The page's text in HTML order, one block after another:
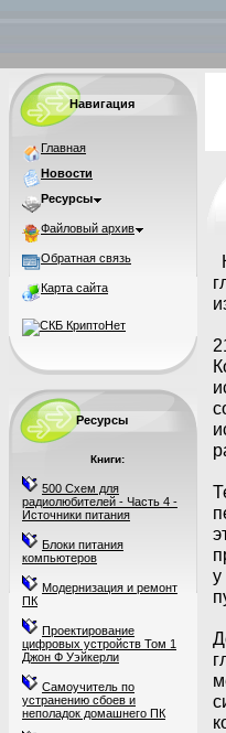
Навигация
Главная
Новости
Ресурсы
Файловый архив
Обратная связь
Карта сайта
Ресурсы
Книги:
500 Схем для
радиолюбителей - Часть 4 -
Источники питания
Блоки питания
компьютеров
Модернизация и ремонт
ПК
Проектирование
цифровых устройств Том 1
Джон Ф Уэйкерли
Самоучитель по
устранению сбоев и
неполадок домашнего ПК
у